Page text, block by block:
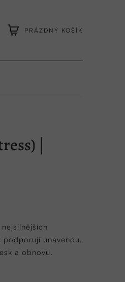
PRÁZDNÝ KOŠÍK
|
podporují unavenou,
a obnovu.